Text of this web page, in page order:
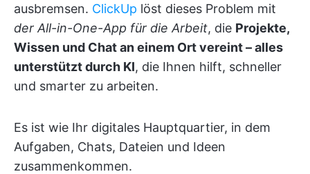
ausbremsen. ClickUp löst dieses Problem mit
der All-in-One-App für die Arbeit, die Projekte,
Wissen und Chat an einem Ort vereint – alles
unterstützt durch KI, die Ihnen hilft, schneller
und smarter zu arbeiten.
Es ist wie Ihr digitales Hauptquartier, in dem
Aufgaben, Chats, Dateien und Ideen
zusammenkommen.